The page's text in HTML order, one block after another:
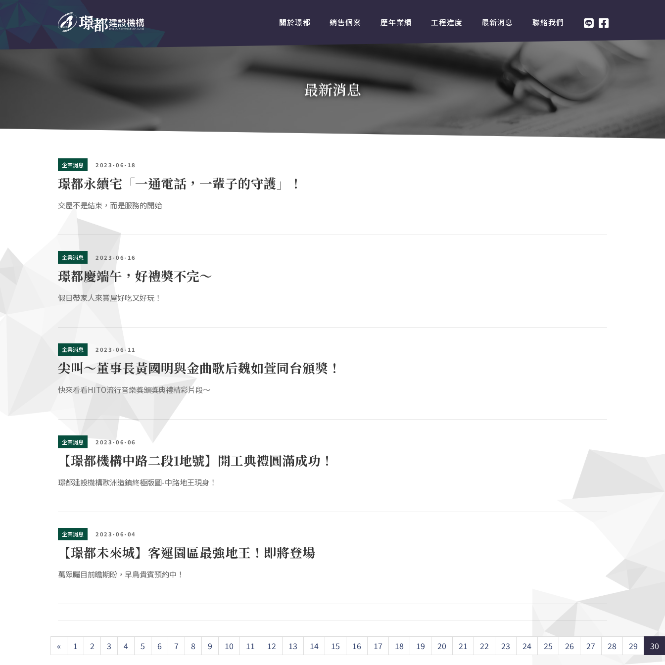
關於璟都 銷售個案 歷年業績 工程進度 最新消息 聯絡我們
最新消息
企業消息 2023-06-18
璟都永續宅「一通電話，一輩子的守護」！
交屋不是結束，而是服務的開始
企業消息 2023-06-16
璟都慶端午，好禮獎不完～
假日帶家人來賞屋好吃又好玩！
企業消息 2023-06-11
尖叫～董事長黃國明與金曲歌后魏如萱同台頒獎！
快來看看HITO流行音樂獎頒獎典禮精彩片段～
企業消息 2023-06-06
【璟都機構中路二段1地號】開工典禮圓滿成功！
璟都建設機構歐洲造鎮終極版圖-中路地王現身！
企業消息 2023-06-04
【璟都未來城】客運園區最強地王！即將登場
萬眾矚目前瞻期盼，早鳥貴賓預約中！
« Previous
1 2 3 4 5 6 7 8 9 10 11 12 13 14 15 16 17 18 19 20 21 22 23 24 25 26 27 28 29 30